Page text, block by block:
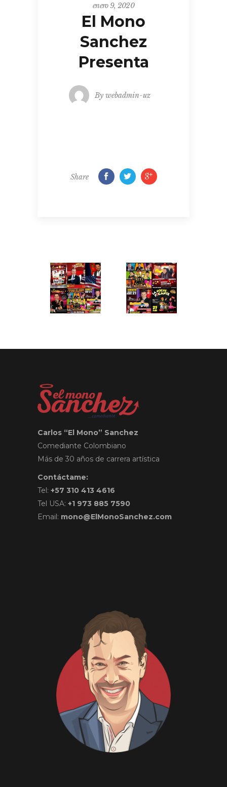
enero 9, 2020
El Mono
Sanchez
Presenta
By webadmin-uz
Share
Carlos “El Mono” Sanchez
Comediante Colombiano
Más de 30 años de carrera artística
Contáctame:
Tel: +57 310 413 4616
Tel USA: +1 973 885 7590
Email: mono@ElMonoSanchez.com